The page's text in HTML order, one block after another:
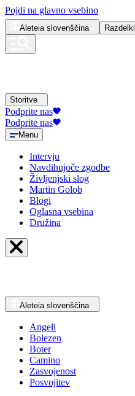
Pojdi na glavno vsebino
Aleteia slovenščina Razdelki
Storitve
Podprite nas
Podprite nas
Menu
Intervju
Navdihujoče zgodbe
Življenjski slog
Martin Golob
Blogi
Oglasna vsebina
Družina
Aleteia slovenščina
Angeli
Bolezen
Boter
Camino
Zasvojenost
Posvojitev